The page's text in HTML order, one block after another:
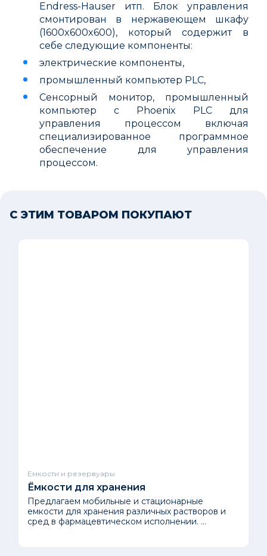
Endress-Hauser итп. Блок управления
смонтирован в нержавеющем шкафу
(1600x600x600), который содержит в
себе следующие компоненты:
электрические компоненты,
промышленный компьютер PLC,
Сенсорный монитор, промышленный
компьютер с Phoenix PLC для
управления процессом включая
специализированное программное
обеспечение для управления
процессом.
С ЭТИМ ТОВАРОМ ПОКУПАЮТ
Емкости и резервуары
Ёмкости для хранения
Предлагаем мобильные и стационарные
емкости для хранения различных растворов и
сред в фармацевтическом исполнении. ...